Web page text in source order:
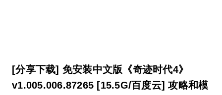
[分享下载] 免安装中文版《奇迹时代4》
v1.005.006.87265 [15.5G/百度云] 攻略和模